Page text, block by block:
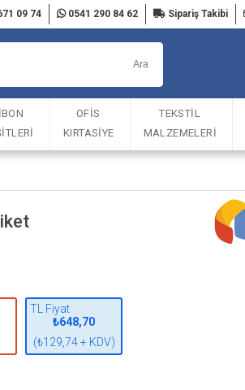
09 74 0541 290 84 62 Sipariş Takibi
OFİS
KIRTASİYE
TEKSTİL
MALZEMELERİ
TL Fiyat
₺648,70
(₺129,74 + KDV)